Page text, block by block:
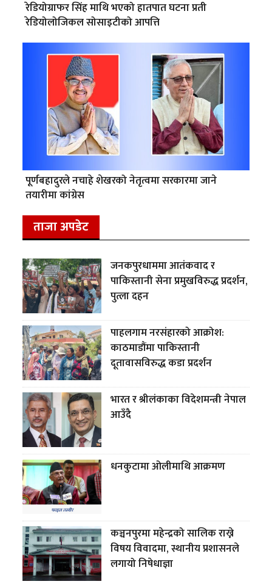
रेडियोग्राफर सिंह माथि भएको हातपात घटना प्रती
रेडियोलोजिकल सोसाइटीको आपत्ति
पूर्णबहादुरले नचाहे शेखरको नेतृत्वमा सरकारमा जाने
तयारीमा कांग्रेस
ताजा अपडेट
जनकपुरधाममा आतंकवाद र
पाकिस्तानी सेना प्रमुखविरुद्ध प्रदर्शन,
पुत्ला दहन
पाहलगाम नरसंहारको आक्रोश:
काठमाडौंमा पाकिस्तानी
दूतावासविरुद्ध कडा प्रदर्शन
भारत र श्रीलंकाका विदेशमन्त्री नेपाल
आउँदै
धनकुटामा ओलीमाथि आक्रमण
कञ्चनपुरमा महेन्द्रको सालिक राख्ने
विषय विवादमा, स्थानीय प्रशासनले
लगायो निषेधाज्ञा